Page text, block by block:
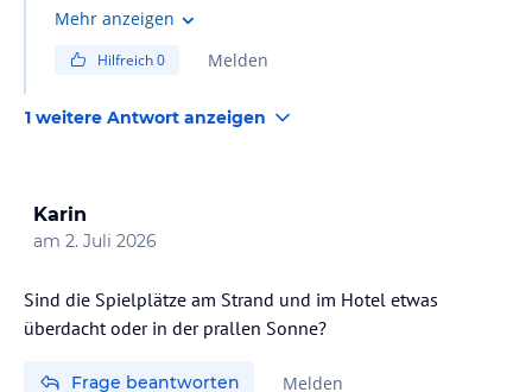
Mehr anzeigen
Hilfreich0 Melden
1 weitere Antwort anzeigen
Karin
am 2. Juli 2026
Sind die Spielplätze am Strand und im Hotel etwas
überdacht oder in der prallen Sonne?
Frage beantworten Melden